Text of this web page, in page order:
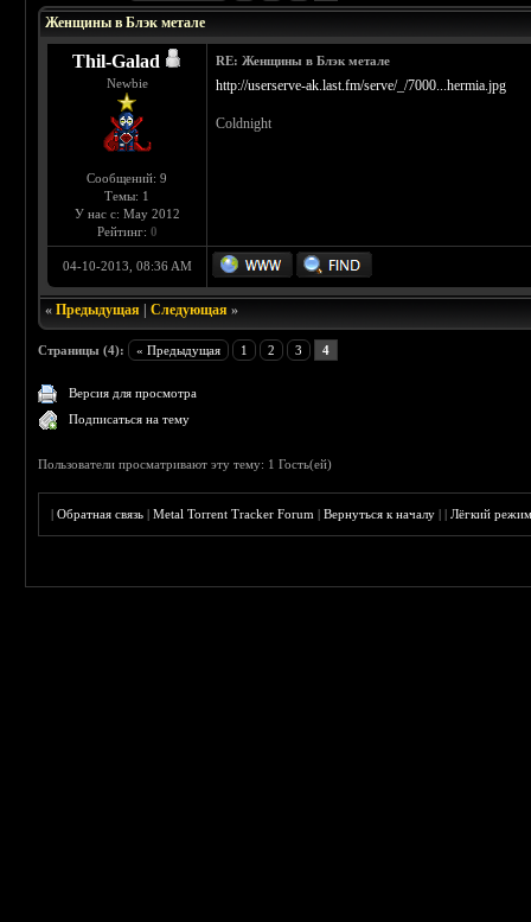
Женщины в Блэк метале
Thil-Galad
Newbie
Сообщений: 9
Темы: 1
У нас с: May 2012
Рейтинг: 0
RE: Женщины в Блэк метале
http://userserve-ak.last.fm/serve/_/7000...hermia.jpg
Coldnight
04-10-2013, 08:36 AM
«Предыдущая |Следующая »
Страницы (4): « Предыдущая 1 2 3 4
Версия для просмотра
Подписаться на тему
Пользователи просматривают эту тему: 1 Гость(ей)
|Обратная связь |Metal Torrent Tracker Forum |Вернуться к началу ||Лёгкий